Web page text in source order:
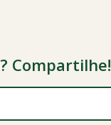
Compartilhe!